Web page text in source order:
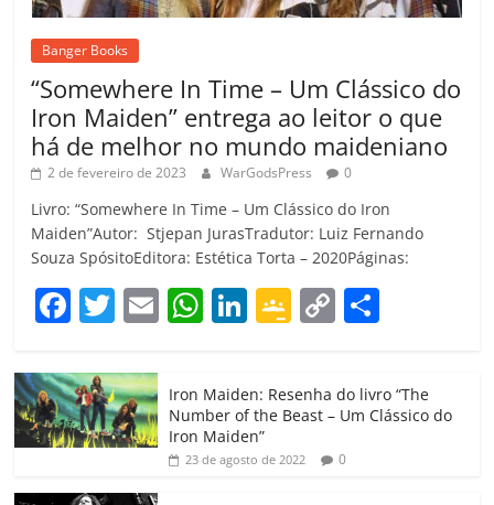
Banger Books
“Somewhere In Time – Um Clássico do
Iron Maiden” entrega ao leitor o que
há de melhor no mundo maideniano
2 de fevereiro de 2023 WarGodsPress 0
Livro: “Somewhere In Time – Um Clássico do Iron
Maiden”Autor: Stjepan JurasTradutor: Luiz Fernando
Souza SpósitoEditora: Estética Torta – 2020Páginas:
F
c
e
b
o
T
itt
er
E W
at
s
A
Li
e
dI
G
gl
e
Cl
C
p
y
Li
m
p
Iron Maiden: Resenha do livro “The
Number of the Beast – Um Clássico do
Iron Maiden”
23 de agosto de 2022 0